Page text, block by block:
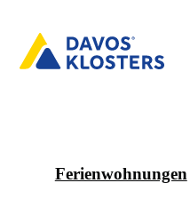
Ferienwohnungen